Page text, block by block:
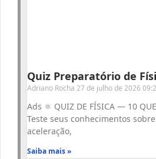
Quiz Preparatório de
Adriano Rocha 27 de julho de 2026
Ads ⚛️ QUIZ DE FÍSICA — 10
Teste seus conhecimentos
aceleração,
Saiba mais »